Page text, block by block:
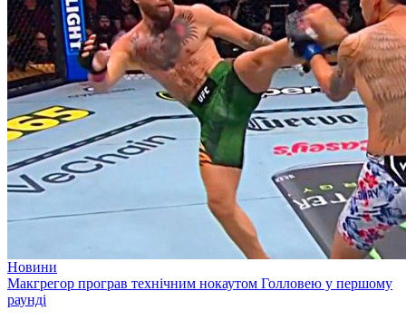
Новини
Макгрегор програв технічним нокаутом Голловею у першому
раунді